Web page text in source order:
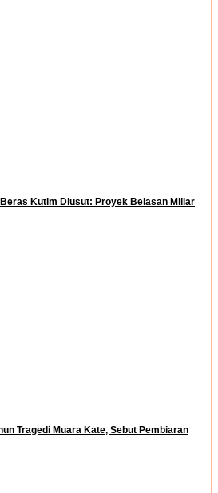
Kutim Diusut: Proyek Belasan Miliar
Tragedi Muara Kate, Sebut Pembiaran